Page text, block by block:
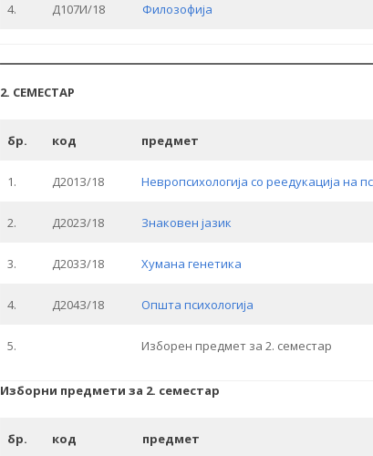
4. Д107И/18 Филозофија
2. СЕМЕСТАР
бр. код предмет
1. Д201З/18 Невропсихологија со реедукација на
2. Д202З/18 Знаковен јазик
3. Д203З/18 Хумана генетика
4. Д204З/18 Општа психологија
5. Изборен предмет за 2. семестар
Изборни предмети за 2. семестар
бр. код предмет